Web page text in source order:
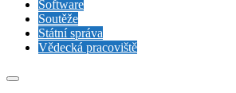
Software
Soutěže
Státní správa
Vědecká pracoviště